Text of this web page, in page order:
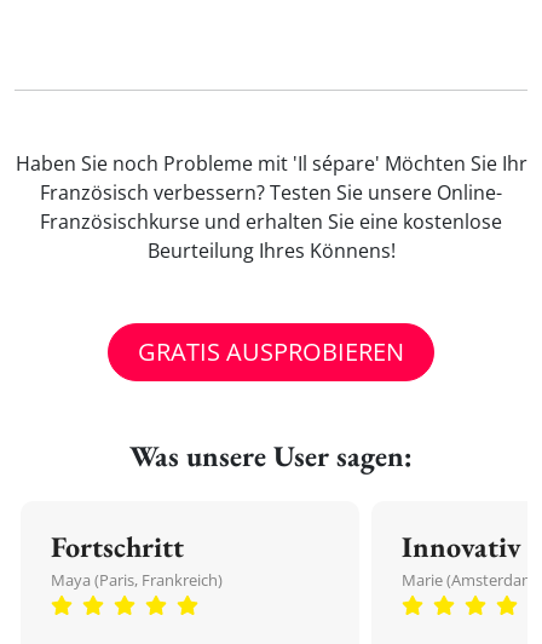
Haben Sie noch Probleme mit 'Il sépare' Möchten Sie Ihr
Französisch verbessern? Testen Sie unsere Online-
Französischkurse und erhalten Sie eine kostenlose
Beurteilung Ihres Könnens!
GRATIS AUSPROBIEREN
Was unsere User sagen:
Fortschritt
Maya (Paris, Frankreich)
Innovativ
Marie